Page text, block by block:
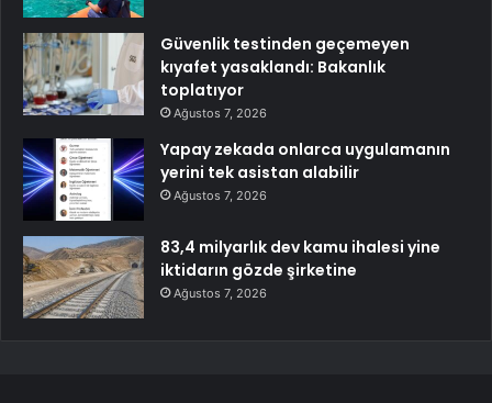
Güvenlik testinden geçemeyen
kıyafet yasaklandı: Bakanlık
toplatıyor
Ağustos 7, 2026
Yapay zekada onlarca uygulamanın
yerini tek asistan alabilir
Ağustos 7, 2026
83,4 milyarlık dev kamu ihalesi yine
iktidarın gözde şirketine
Ağustos 7, 2026